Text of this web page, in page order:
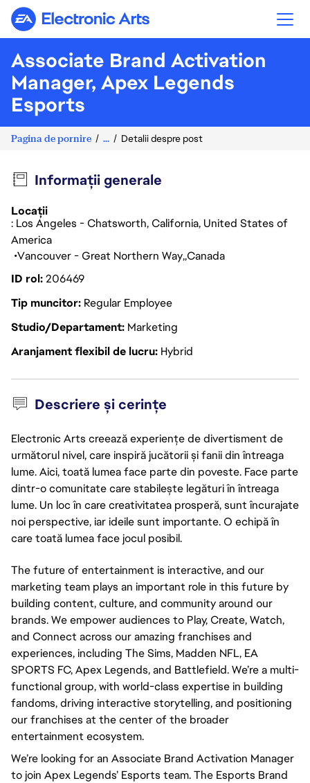
Electronic Arts
Associate Brand Activation
Manager, Apex Legends
Esports
Pagina de pornire ... Detalii despre post
Informații generale
Locații
: Los Angeles - Chatsworth, California, United States of
America
Vancouver - Great Northern Way Canada
ID rol206469
Tip muncitor Regular Employee
Studio/Departament Marketing
Aranjament flexibil de lucru Hybrid
Descriere și cerințe
Electronic Arts creează experiențe de divertisment de
următorul nivel, care inspiră jucătorii și fanii din întreaga
lume. Aici, toată lumea face parte din poveste. Face parte
dintr-o comunitate care stabilește legături în întreaga
lume. Un loc în care creativitatea prosperă, sunt încurajate
noi perspective, iar ideile sunt importante. O echipă în
care toată lumea face jocul posibil.
The future of entertainment is interactive, and our
marketing team plays an important role in this future by
building content, culture, and community around our
brands. We empower audiences to Play, Create, Watch,
and Connect across our amazing franchises and
experiences, including The Sims, Madden NFL, EA
SPORTS FC, Apex Legends, and Battlefield. We’re a multi-
functional group, with world-class expertise in building
fandoms, driving interactive storytelling, and positioning
our franchises at the center of the broader
entertainment ecosystem.
We’re looking for an Associate Brand Activation Manager
to join Apex Legends’ Esports team. The Esports Brand